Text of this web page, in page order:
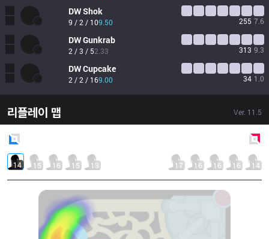
DWShok
9 / 2 / 109.50 255 7.6
DWGunkrab
2 / 3 / 52.33 313 9.3
DWCupcake
2 / 2 / 169.00 34 1.0
리플레이 맵 Ver. 11.5
14 15 16 15 13 17 16 16 16 14